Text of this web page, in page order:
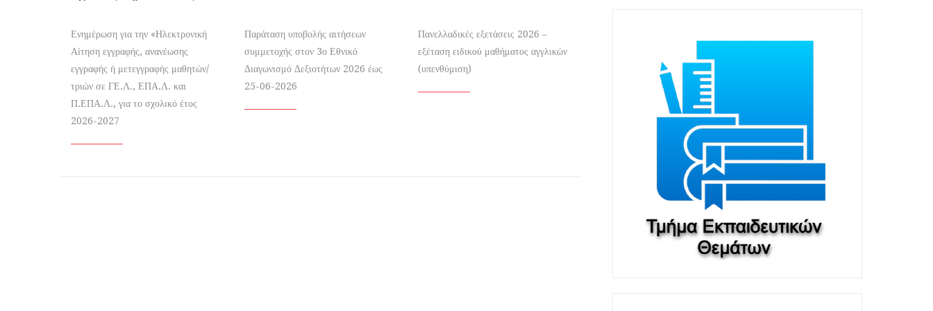
Ενημέρωση για την «Ηλεκτρονική
Αίτηση εγγραφής, ανανέωσης
εγγραφής ή μετεγγραφής μαθητών/
τριών σε ΓΕ.Λ., ΕΠΑ.Λ. και
Π.ΕΠΑ.Λ., για το σχολικό έτος
2026-2027
Παράταση υποβολής αιτήσεων
συμμετοχής στον 3ο Εθνικό
Διαγωνισμό Δεξιοτήτων 2026 έως
25-06-2026
Πανελλαδικές εξετάσεις 2026 –
εξέταση ειδικού μαθήματος αγγλικών
(υπενθύμιση)